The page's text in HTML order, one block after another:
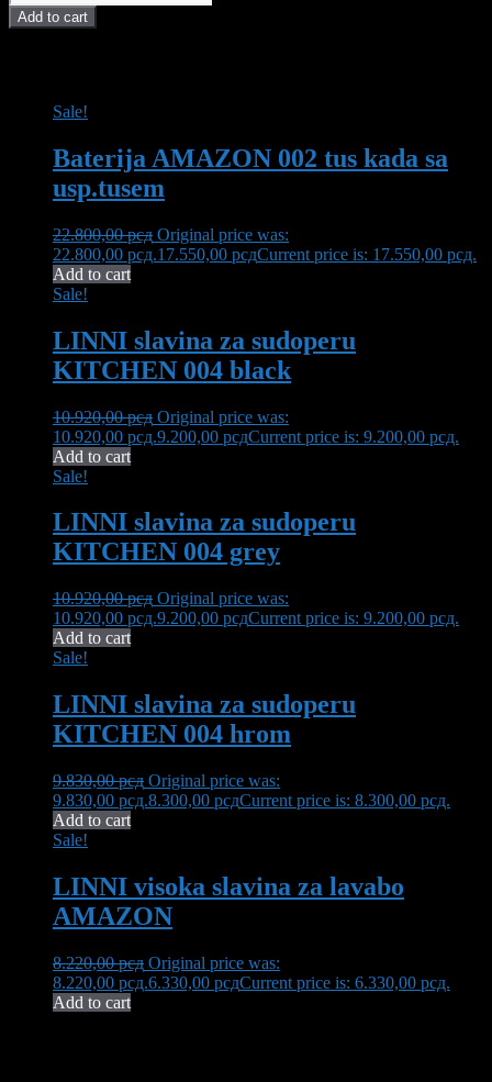
Add to cart
Sale!
Baterija AMAZON 002 tus kada sa
usp.tusem
22.800,00рсд Original price was:
22.800,00 рсд.17.550,00 рсдCurrent price is: 17.550,00 рсд.
Add to cart
Sale!
LINNI slavina za sudoperu
KITCHEN 004 black
10.920,00рсд Original price was:
10.920,00 рсд.9.200,00 рсдCurrent price is: 9.200,00 рсд.
Add to cart
Sale!
LINNI slavina za sudoperu
KITCHEN 004 grey
10.920,00рсд Original price was:
10.920,00 рсд.9.200,00 рсдCurrent price is: 9.200,00 рсд.
Add to cart
Sale!
LINNI slavina za sudoperu
KITCHEN 004 hrom
9.830,00рсд Original price was:
9.830,00 рсд.8.300,00 рсдCurrent price is: 8.300,00 рсд.
Add to cart
Sale!
LINNI visoka slavina za lavabo
AMAZON
8.220,00рсд Original price was:
8.220,00 рсд.6.330,00 рсдCurrent price is: 6.330,00 рсд.
Add to cart